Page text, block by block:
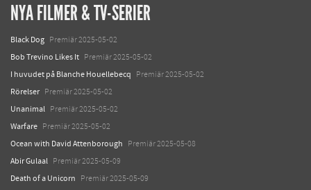
NYA FILMER & TV-SERIER
Black Dog Premiär 2025-05-02
Bob Trevino Likes It Premiär 2025-05-02
I huvudet på Blanche Houellebecq Premiär 2025-05-02
Rörelser Premiär 2025-05-02
Unanimal Premiär 2025-05-02
Warfare Premiär 2025-05-02
Ocean with David Attenborough Premiär 2025-05-08
Abir Gulaal Premiär 2025-05-09
Death of a Unicorn Premiär 2025-05-09